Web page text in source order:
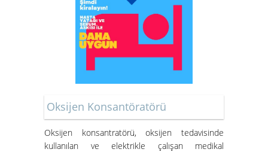
Oksijen Konsantöratörü
Oksijen konsantratörü, oksijen tedavisinde
kullanılan ve elektrikle çalışan medikal